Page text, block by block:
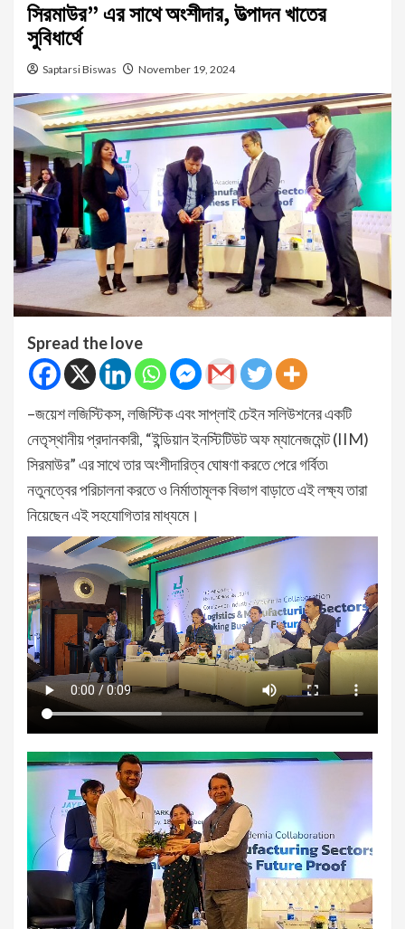
সিরমাউর” এর সাথে অংশীদার, উত্পাদন খাতের
সুবিধার্থে
Saptarsi Biswas November 19, 2024
Spread the love
–জয়েশ লজিস্টিকস, লজিস্টিক এবং সাপ্লাই চেইন সলিউশনের একটি
নেতৃস্থানীয় প্রদানকারী, “ইন্ডিয়ান ইনস্টিটিউট অফ ম্যানেজমেন্ট (IIM)
সিরমাউর” এর সাথে তার অংশীদারিত্ব ঘোষণা করতে পেরে গর্বিত৷
নতুনত্বের পরিচালনা করতে ও নির্মাতামূলক বিভাগ বাড়াতে এই লক্ষ্য তারা
নিয়েছেন এই সহযোগিতার মাধ্যমে।